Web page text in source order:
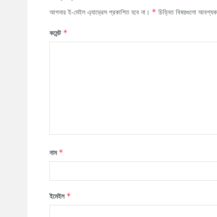
আপনার ই-মেইল এ্যাড্রেস প্রকাশিত হবে না। * চিহ্নিত বিষয়গুলো
কমেন্ট *
নাম *
ইমেইল *